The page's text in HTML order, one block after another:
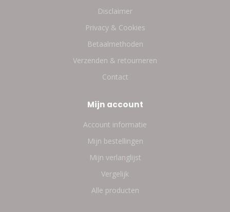
Disclaimer
Privacy & Cookies
Betaalmethoden
Verzenden & retourneren
Contact
Mijn account
Account informatie
Mijn bestellingen
Mijn verlanglijst
Vergelijk
Alle producten